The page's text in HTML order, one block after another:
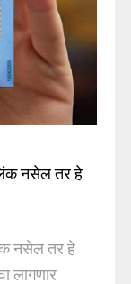
नसेल तर हे
नसेल तर हे
लागणार